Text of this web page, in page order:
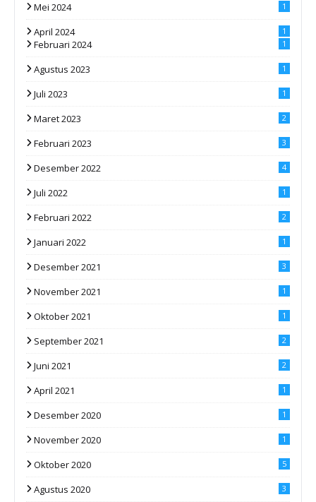
Mei 2024 1
April 2024 1
Februari 2024 1
Agustus 2023 1
Juli 2023 1
Maret 2023 2
Februari 2023 3
Desember 2022 4
Juli 2022 1
Februari 2022 2
Januari 2022 1
Desember 2021 3
November 2021 1
Oktober 2021 1
September 2021 2
Juni 2021 2
April 2021 1
Desember 2020 1
November 2020 1
Oktober 2020 5
Agustus 2020 3